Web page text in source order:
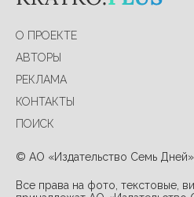
О ПРОЕКТЕ
АВТОРЫ
РЕКЛАМА
КОНТАКТЫ
ПОИСК
© АО «Издательство Семь
Все права на фото, текстовые,